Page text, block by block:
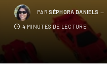
PAR SÉPHORA DANIELS
4 MINUTES DE LECTURE